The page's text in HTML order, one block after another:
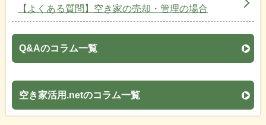
【よくある質問】空き家の売却・管理の場合
Q&Aのコラム一覧
空き家活用.netのコラム一覧